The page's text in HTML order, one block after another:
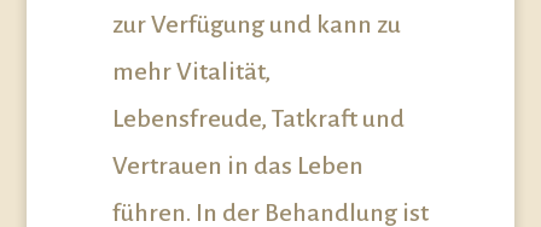
zur Verfügung und kann zu
mehr Vitalität,
Lebensfreude, Tatkraft und
Vertrauen in das Leben
führen. In der Behandlung ist